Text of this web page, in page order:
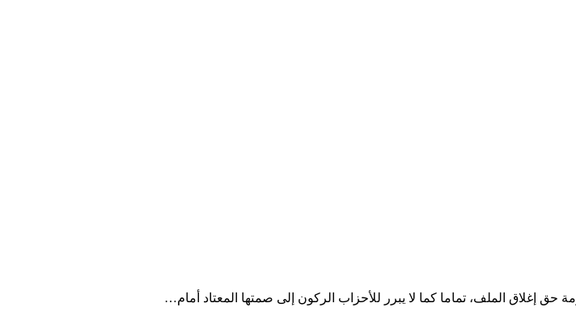
حق إغلاق الملف، تماما كما لا يبرر للأحزاب الركون إلى صمتها المعتاد أمام…